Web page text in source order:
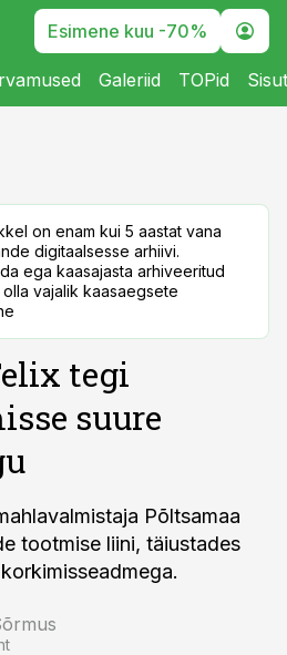
Esimene kuu -70%
Galeriid TOPid
on enam kui 5 aastat vana
digitaalsesse arhiivi.
ega kaasajasta arhiveeritud
vajalik kaasaegsete
tegi
suure
Põltsamaa
tootmise liini, täiustades